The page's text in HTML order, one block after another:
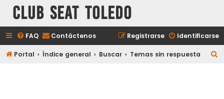
Club Seat Toledo
FAQ Contáctenos Identificarse
Registrarse
Portal Índice general Buscar Temas sin respuesta